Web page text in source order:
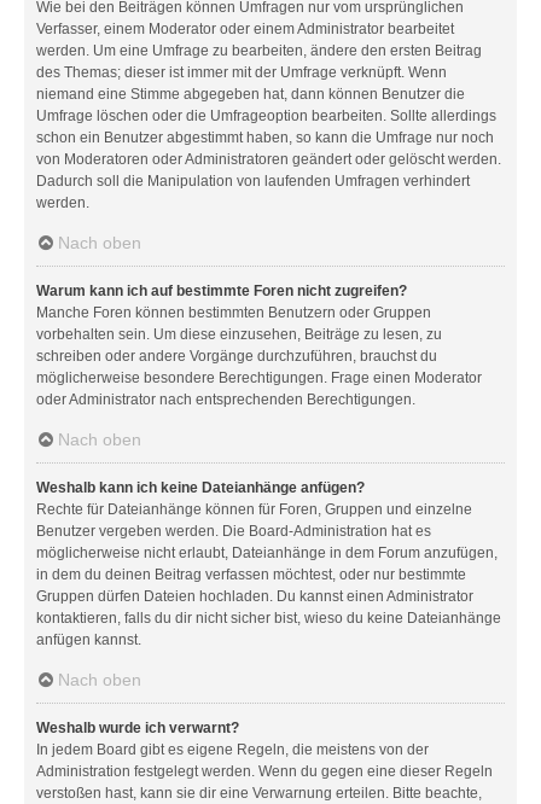
Wie bei den Beiträgen können Umfragen nur vom ursprünglichen
Verfasser, einem Moderator oder einem Administrator bearbeitet
werden. Um eine Umfrage zu bearbeiten, ändere den ersten Beitrag
des Themas; dieser ist immer mit der Umfrage verknüpft. Wenn
niemand eine Stimme abgegeben hat, dann können Benutzer die
Umfrage löschen oder die Umfrageoption bearbeiten. Sollte allerdings
schon ein Benutzer abgestimmt haben, so kann die Umfrage nur noch
von Moderatoren oder Administratoren geändert oder gelöscht werden.
Dadurch soll die Manipulation von laufenden Umfragen verhindert
werden.
Nach oben
Warum kann ich auf bestimmte Foren nicht zugreifen?
Manche Foren können bestimmten Benutzern oder Gruppen
vorbehalten sein. Um diese einzusehen, Beiträge zu lesen, zu
schreiben oder andere Vorgänge durchzuführen, brauchst du
möglicherweise besondere Berechtigungen. Frage einen Moderator
oder Administrator nach entsprechenden Berechtigungen.
Nach oben
Weshalb kann ich keine Dateianhänge anfügen?
Rechte für Dateianhänge können für Foren, Gruppen und einzelne
Benutzer vergeben werden. Die Board-Administration hat es
möglicherweise nicht erlaubt, Dateianhänge in dem Forum anzufügen,
in dem du deinen Beitrag verfassen möchtest, oder nur bestimmte
Gruppen dürfen Dateien hochladen. Du kannst einen Administrator
kontaktieren, falls du dir nicht sicher bist, wieso du keine Dateianhänge
anfügen kannst.
Nach oben
Weshalb wurde ich verwarnt?
In jedem Board gibt es eigene Regeln, die meistens von der
Administration festgelegt werden. Wenn du gegen eine dieser Regeln
verstoßen hast, kann sie dir eine Verwarnung erteilen. Bitte beachte,